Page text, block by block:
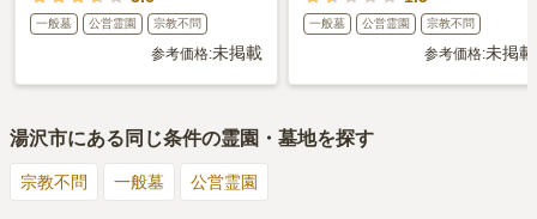
一般墓 公営霊園 宗教不問
参考価格:未掲載
一般墓 公営霊園 宗教不問
参考価格:未掲載
湯沢市にある同じ条件の霊園・墓地を探す
宗教不問 一般墓 公営霊園